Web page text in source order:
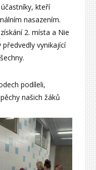
kteří
nasazením.
2. místa a Nie
předvedly vynikající
podíleli,
našich žáků